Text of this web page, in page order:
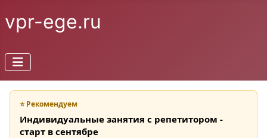
vpr-ege.ru
⭐ Рекомендуем
Индивидуальные занятия с репетитором -
старт в сентябре